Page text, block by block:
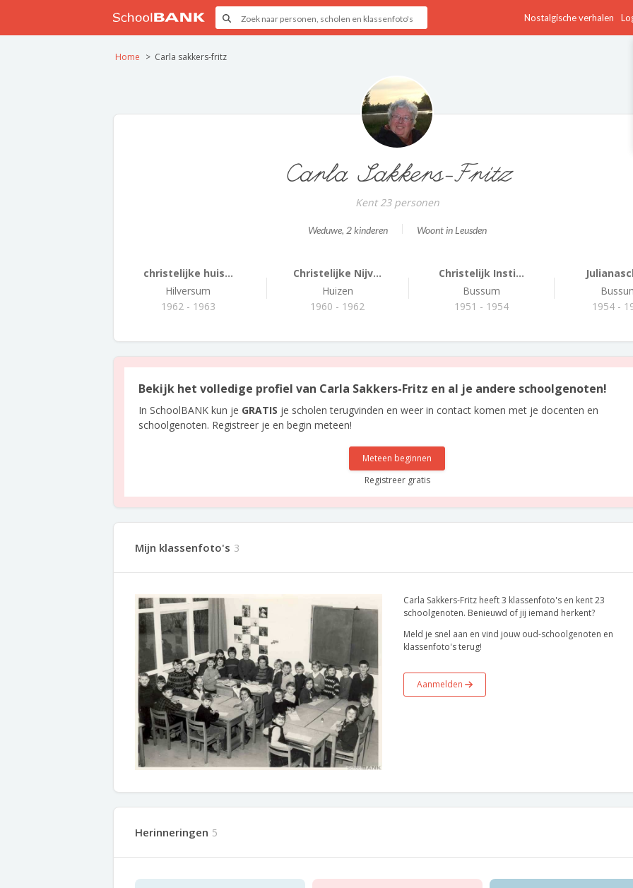
Nostalgische verhalen
Home Carla sakkers-fritz
Carla Sakkers-Fritz
Kent 23 personen
Weduwe, 2 kinderen Woont in Leusden
christelijke huis...
Hilversum
1962 - 1963
Christelijke Nijv...
Huizen
1960 - 1962
Christelijk Insti...
Bussum
1951 - 1954
1954 -
Bekijk het volledige profiel van Carla Sakkers-Fritz en al je andere schoolgenoten!
In SchoolBANK kun je GRATIS je scholen terugvinden en weer in contact komen met je docenten en
schoolgenoten. Registreer je en begin meteen!
Meteen beginnen
Registreer gratis
Mijn klassenfoto's 3
Carla Sakkers-Fritz heeft 3 klassenfoto's en kent 23
schoolgenoten. Benieuwd of jij iemand herkent?
Meld je snel aan en vind jouw oud-schoolgenoten en
klassenfoto's terug!
Aanmelden
Herinneringen 5